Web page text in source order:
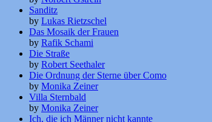
Sanditz
by Lukas Rietzschel
Das Mosaik der Frauen
by Rafik Schami
Die Straße
by Robert Seethaler
Die Ordnung der Sterne über Como
by Monika Zeiner
Villa Sternbald
by Monika Zeiner
Ich, die ich Männer nicht kannte